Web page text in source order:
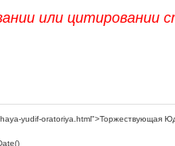
или цитировании